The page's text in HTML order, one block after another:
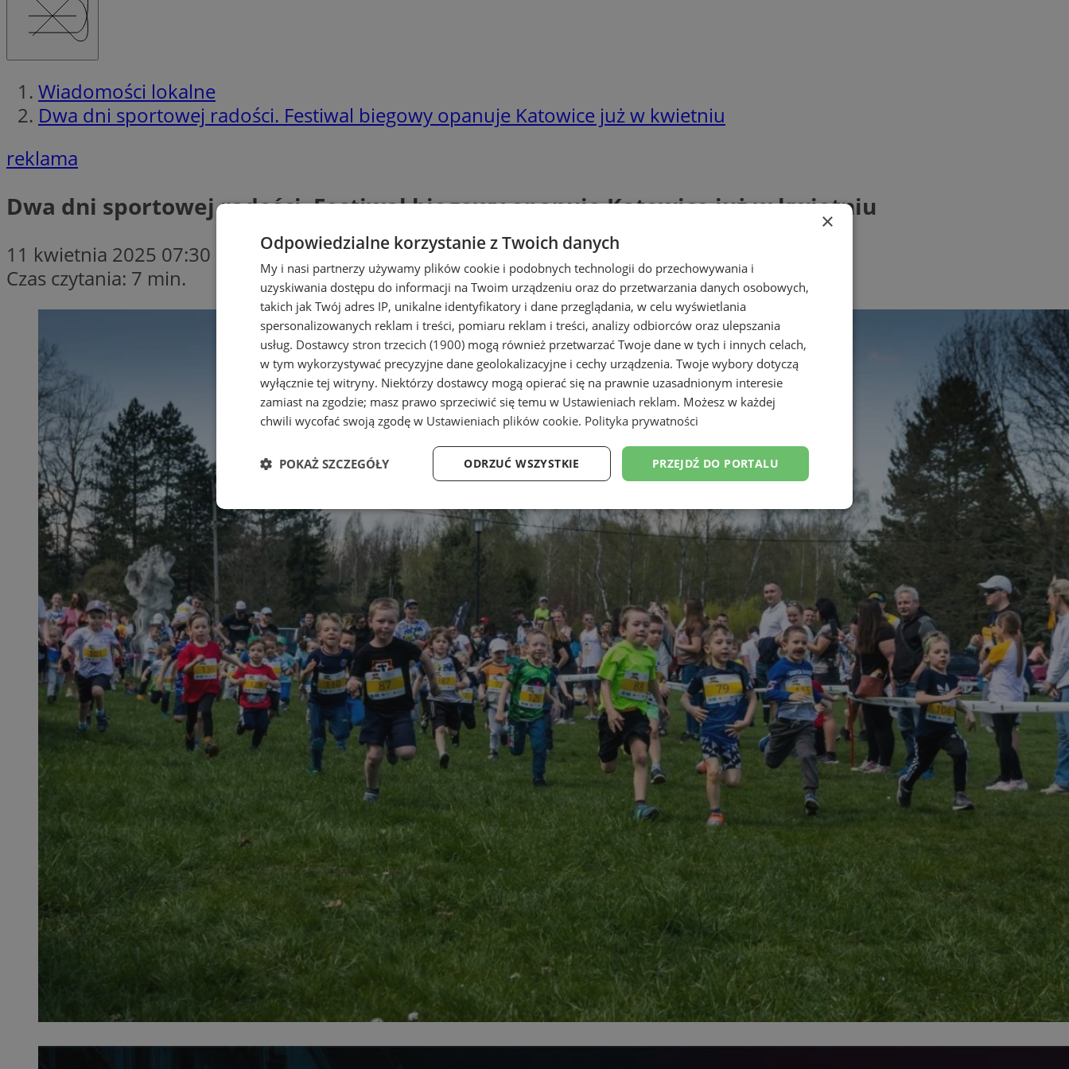
Wiadomości lokalne
Dwa dni sportowej radości. Festiwal biegowy opanuje Katowice już w kwietniu
reklama
Dwa dni sportowej radości. Festiwal biegowy opanuje Katowice już w kwietniu
11 kwietnia 2025 07:30
Czas czytania: 7 min.
×
Odpowiedzialne korzystanie z Twoich danych
My i nasi partnerzy używamy plików cookie i podobnych technologii do przechowywania i
uzyskiwania dostępu do informacji na Twoim urządzeniu oraz do przetwarzania danych osobowych,
takich jak Twój adres IP, unikalne identyfikatory i dane przeglądania, w celu wyświetlania
spersonalizowanych reklam i treści, pomiaru reklam i treści, analizy odbiorców oraz ulepszania
usług. Dostawcy stron trzecich (1900) mogą również przetwarzać Twoje dane w tych i innych celach,
w tym wykorzystywać precyzyjne dane geolokalizacyjne i cechy urządzenia. Twoje wybory dotyczą
wyłącznie tej witryny. Niektórzy dostawcy mogą opierać się na prawnie uzasadnionym interesie
zamiast na zgodzie; masz prawo sprzeciwić się temu w Ustawieniach reklam. Możesz w każdej
chwili wycofać swoją zgodę w Ustawieniach plików cookie. Polityka prywatności
PRZEJDŹ DO PORTALU
ODRZUĆ WSZYSTKIE
POKAŻ SZCZEGÓŁY
Niezbędne Wydajność Targetowanie Funkcjonalność Niesklasyfikowane
Niezbędne Wydajność Targetowanie Funkcjonalność Niesklasyfikowane
Niezbędne pliki cookie umożliwiają korzystanie z podstawowych funkcji strony internetowej, takich jak logowanie użytkownika i
zarządzanie kontem. Bez niezbędnych plików cookie nie można prawidłowo korzystać ze strony internetowej.
Nazwa
Provider/
Domena
Okres
przechowywania
Opis
mojekatowice.pl 1 rok
Ten plik cookie przechowuje identyfikator sesji.
QeSessID
mojekatowice.pl 1 rok
Ten plik cookie przechowuje identyfikator sesji.
MvSessID
mojekatowice.pl 1 rok
Ten plik cookie przechowuje identyfikator sesji.
__cf_bm
Cloudflare Inc.
.temu.com
29 minut 56
sekund
Ten plik cookie służy do rozróżniania ludzi i botów.
Jest to korzystne dla strony internetowej, ponieważ
umożliwia tworzenie ważnych raportów na temat
korzystania z jej witryny internetowej.
VISITOR_PRIVACY_METADATA
YouTube
.youtube.com
5 miesięcy 4
tygodnie
Ten plik cookie przechowuje informacje o zgodzie
użytkownika oraz jego preferencjach dotyczących
prywatności podczas korzystania z witryny. Rejestruje
wybory dotyczące polityki prywatności i ustawień
zgody, zapewniając ich przestrzeganie w kolejnych
wizytach. Dzięki temu użytkownik nie musi ponownie
konfigurować swoich preferencji, co zwiększa wygodę
i zgodność z regulacjami ochrony danych.
__cf_bm
Cloudflare Inc.
.twitter.com
29 minut 53
sekundy
Ten plik cookie służy do rozróżniania ludzi i botów.
Jest to korzystne dla strony internetowej, ponieważ
umożliwia tworzenie ważnych raportów na temat
korzystania z jej witryny internetowej.
CookieScriptConsent
CookieScript
mojekatowice.pl
4 tygodnie 2 dni
Ten plik cookie jest używany przez usługę Cookie-
Script.com do zapamiętywania preferencji
Google Privacy Policy